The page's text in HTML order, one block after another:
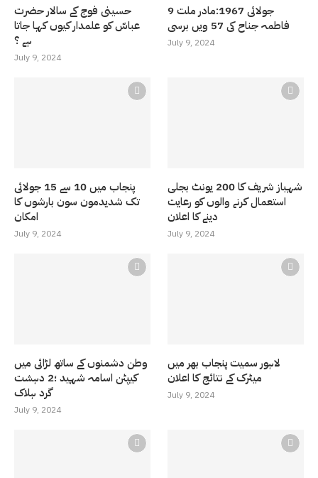
حسینی فوج کے سالار حضرت
عباسّ کو علمدار کیوں کہا جاتا
ہے ؟
July 9, 2024
9 جولائی 1967:مادر ملت
فاطمہ جناح کی 57 ویں برسی
July 9, 2024
پنجاب میں 10 سے 15 جولائی
تک شدیدمون سون بارشوں کا
امکان
July 9, 2024
شہباز شریف کا 200 یونٹ بجلی
استعمال کرنے والوں کو رعایت
دینے کا اعلان
July 9, 2024
وطن دشمنوں کے ساتھ لڑائی میں
کیپٹن اسامہ شہید ؛2 دہشت
گرد ہلاک
July 9, 2024
لاہور سمیت پنجاب بھر میں
میٹرک کے نتائج کا اعلان
July 9, 2024